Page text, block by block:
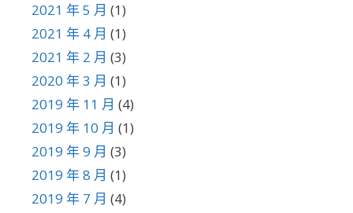
2021 年 5 月 (1)
2021 年 4 月 (1)
2021 年 2 月 (3)
2020 年 3 月 (1)
2019 年 11 月 (4)
2019 年 10 月 (1)
2019 年 9 月 (3)
2019 年 8 月 (1)
2019 年 7 月 (4)